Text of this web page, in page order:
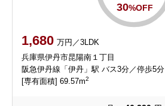
30%OFF
1,680 万円／3LDK
兵庫県伊丹市昆陽南１丁目
阪急伊丹線「伊丹」駅 バス3分／停歩5分
[専有面積] 69.57m2